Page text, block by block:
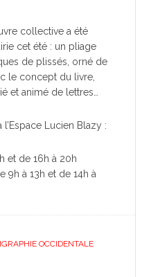
collective a été
cet été : un pliage
de plissés, orné de
le concept du livre,
et animé de lettres…
Lucien Blazy :
et de 16h à 20h
à 13h et de 14h à
OCCIDENTALE